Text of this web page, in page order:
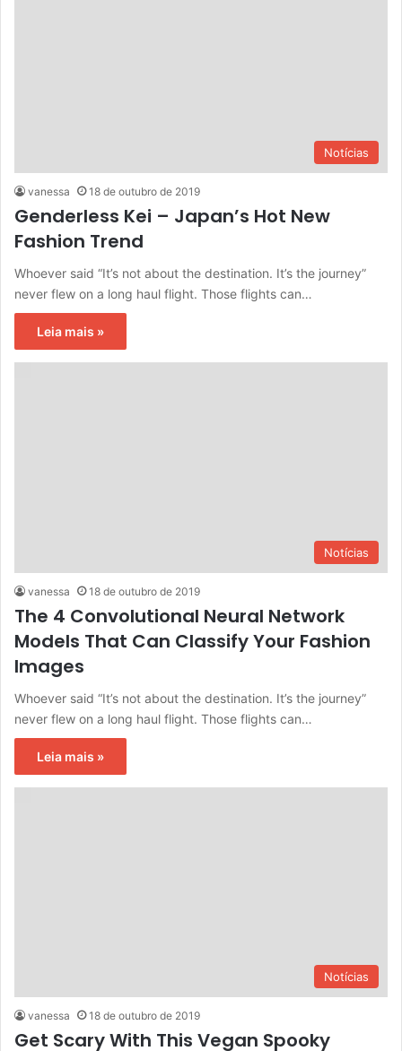
Notícias
vanessa 18 de outubro de 2019
Genderless Kei – Japan’s Hot New
Fashion Trend
Whoever said “It’s not about the destination. It’s the journey”
never flew on a long haul flight. Those flights can…
Leia mais »
Notícias
vanessa 18 de outubro de 2019
The 4 Convolutional Neural Network
Models That Can Classify Your Fashion
Images
Whoever said “It’s not about the destination. It’s the journey”
never flew on a long haul flight. Those flights can…
Leia mais »
Notícias
vanessa 18 de outubro de 2019
Get Scary With This Vegan Spooky